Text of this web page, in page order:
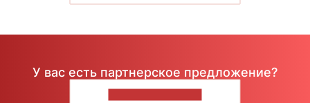
У вас есть партнерское предложение?